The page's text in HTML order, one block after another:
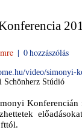
| 0 hozzászólás
video/
Schönherz Stúdió